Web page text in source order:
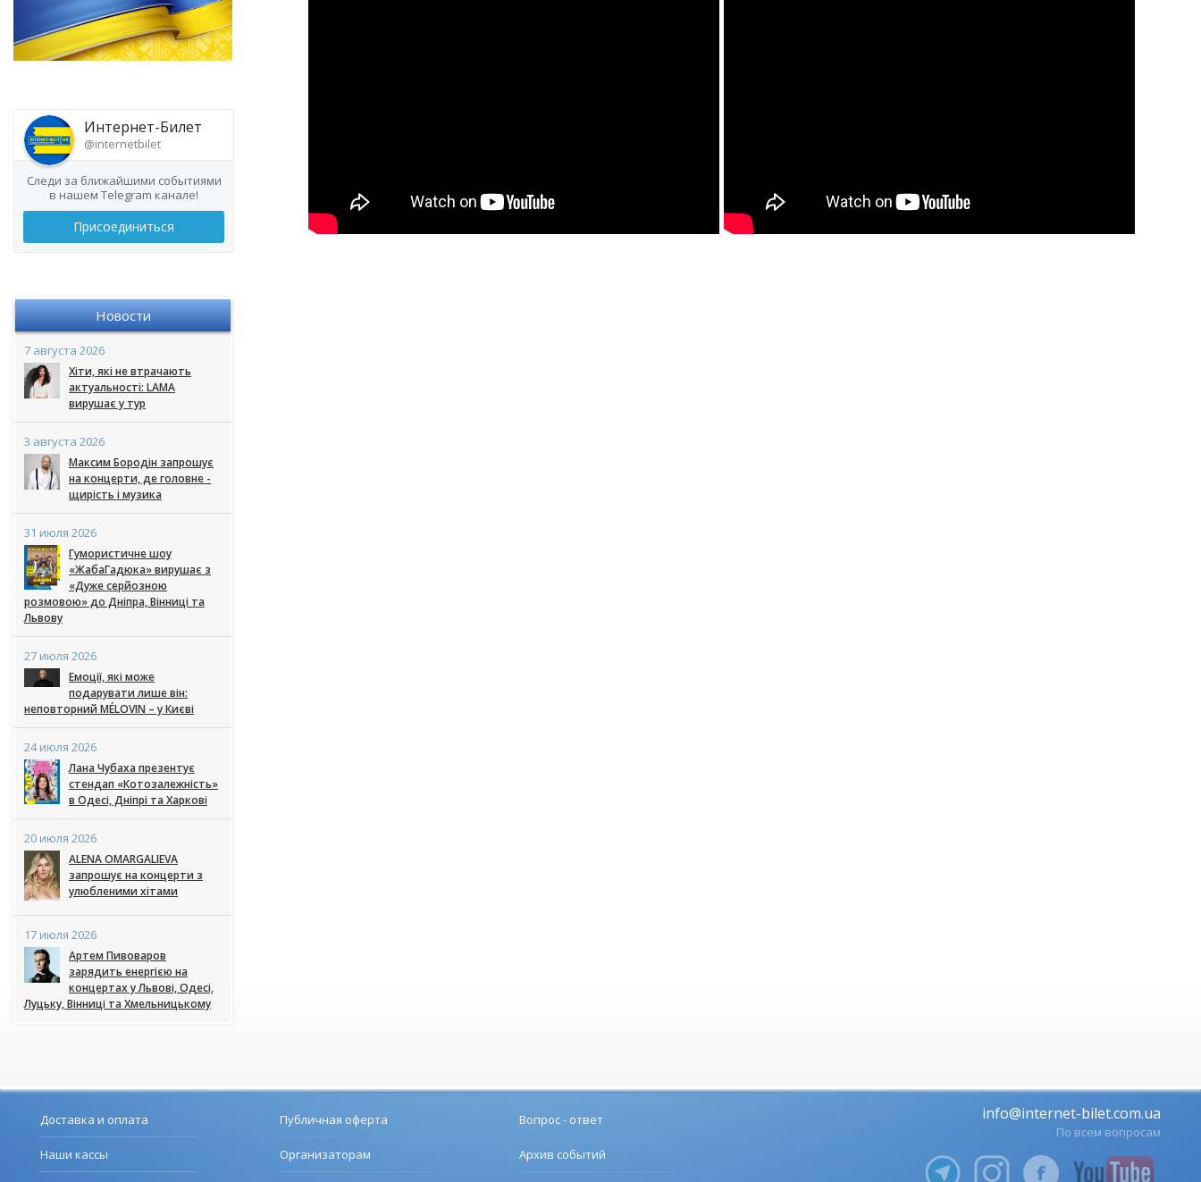
Интернет-Билет
@internetbilet
Следи за ближайшими событиями
в нашем Telegram канале!
Присоединиться
Новости
7 августа 2026
Хіти, які не втрачають
актуальності: LAMA
вирушає у тур
3 августа 2026
Максим Бородін запрошує
на концерти, де головне -
щирість і музика
31 июля 2026
Гумористичне шоу
«ЖабаГадюка» вирушає з
«Дуже серйозною
розмовою» до Дніпра, Вінниці та
Львову
27 июля 2026
Емоції, які може
подарувати лише він:
неповторний MÉLOVIN – у Києві
24 июля 2026
Лана Чубаха презентує
стендап «Котозалежність»
в Одесі, Дніпрі та Харкові
20 июля 2026
ALENA OMARGALIEVA
запрошує на концерти з
улюбленими хітами
17 июля 2026
Артем Пивоваров
зарядить енергією на
концертах у Львові, Одесі,
Луцьку, Вінниці та Хмельницькому
Доставка и оплата
Наши кассы
Публичная оферта
Организаторам
Вопрос - ответ
Архив событий
info@internet-bilet.com.ua
По всем вопросам